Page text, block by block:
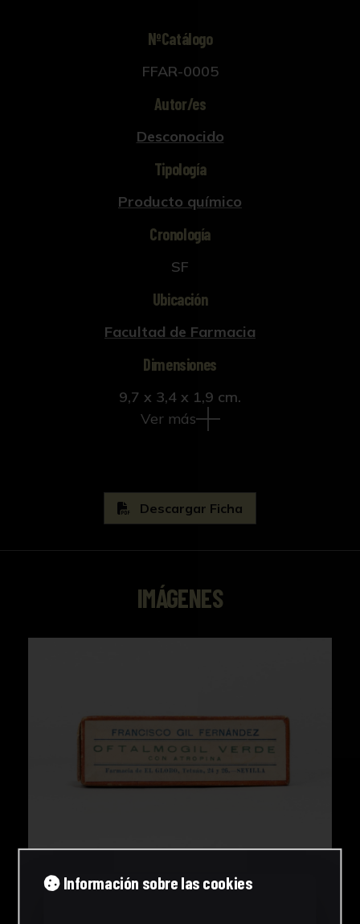
NºCatálogo
FFAR-0005
Autor/es
Desconocido
Tipología
Producto químico
Cronología
SF
Ubicación
Facultad de Farmacia
Dimensiones
9,7 x 3,4 x 1,9 cm.
Ver más
Descargar Ficha
IMÁGENES
Información sobre las cookies